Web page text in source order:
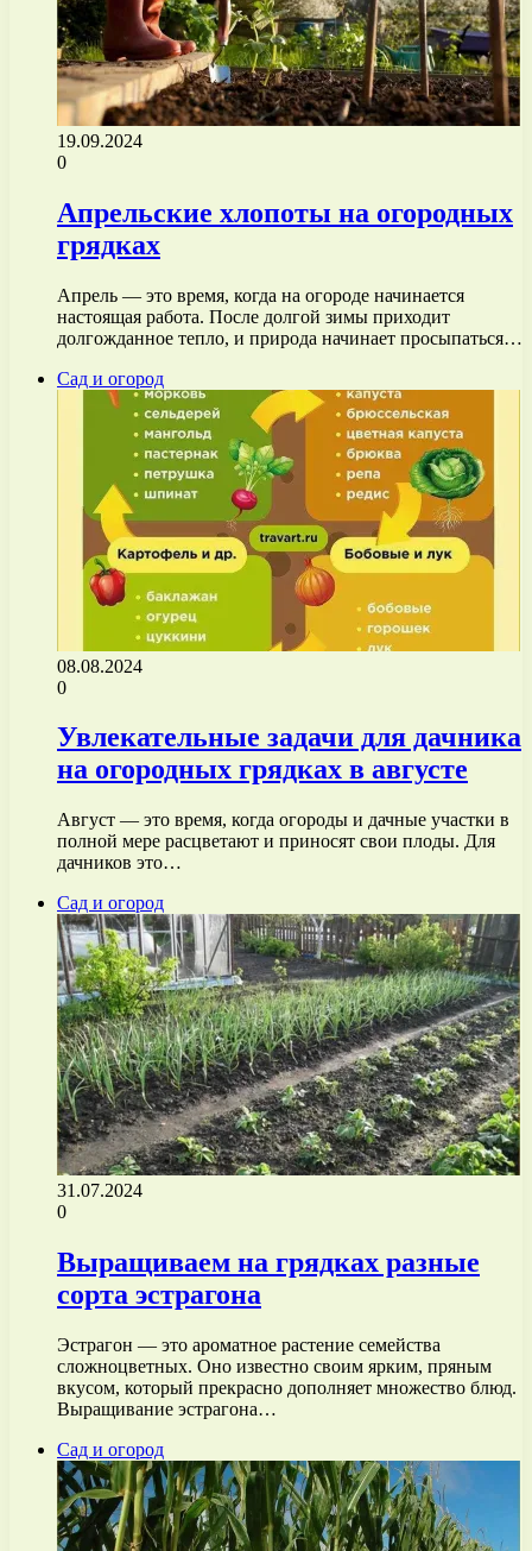
19.09.2024
0
Апрельские хлопоты на огородных
грядках
Апрель — это время, когда на огороде начинается
настоящая работа. После долгой зимы приходит
долгожданное тепло, и природа начинает просыпаться…
Сад и огород
08.08.2024
0
Увлекательные задачи для дачника
на огородных грядках в августе
Август — это время, когда огороды и дачные участки в
полной мере расцветают и приносят свои плоды. Для
дачников это…
Сад и огород
31.07.2024
0
Выращиваем на грядках разные
сорта эстрагона
Эстрагон — это ароматное растение семейства
сложноцветных. Оно известно своим ярким, пряным
вкусом, который прекрасно дополняет множество блюд.
Выращивание эстрагона…
Сад и огород